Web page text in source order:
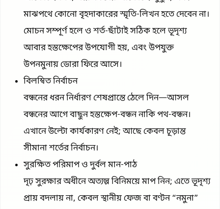
মাঝপথে কোনো বৃহদাকারের স্মৃতি-লিখন হতে দেবেন না।
মোচন সম্পূর্ণ হলে ও শর্ত-ছাঁটাই সঠিক হলে ভূদৃশ্য
আবার হস্তক্ষেপের উপযোগী হয়, এবং উপযুক্ত
উপনমুনায় ডোরা ফিরে আসে।
বিলম্বিত নির্বাচন
বন্ধনের ধরন নির্ধারণ শেষপ্রান্তে ঠেলে দিন—আসল
বন্ধনের আগে বাছুন হস্তক্ষেপ-বন্ধন নাকি পথ-বন্ধন।
এখানে উল্টো কার্যকারণ নেই; আছে কেবল চূড়ান্ত
সীমানা শর্তের নির্বাচন।
সুরক্ষিত পরিমাপ ও দুর্বল মান-পাঠ
দৃঢ় সুরক্ষার অধীনে অত্যল্প বিনিময়ে মাপ নিন; এতে ভূদৃশ্য
প্রায় বদলায় না, কেবল স্থানীয় ফেজ বা বণ্টন “নমুনা”